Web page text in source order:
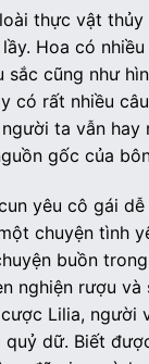
thực vật thủy
Hoa có
sắc cũng như
có rất nhiều
ta vẫn hay
gốc của
yêu cô gái
chuyện tình
buồn
nghiện rượu và
Lilia, người
dữ. Biết